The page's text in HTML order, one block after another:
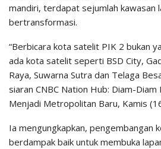
mandiri, terdapat sejumlah kawasan
bertransformasi.
“Berbicara kota satelit PIK 2 bukan
ada kota satelit seperti BSD City,
Raya, Suwarna Sutra dan Telaga
siaran CNBC Nation Hub: Diam-
Menjadi Metropolitan Baru, Kamis
Ia mengungkapkan, pengembangan
berdampak baik untuk membuka